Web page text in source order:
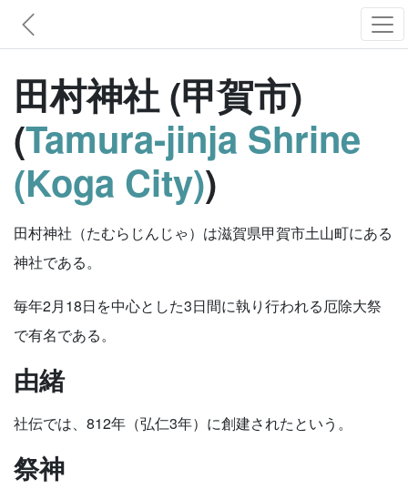
田村神社 (甲賀市)
(Tamura-jinja Shrine
(Koga City))
田村神社（たむらじんじゃ）は滋賀県甲賀市土山町にある
神社である。
毎年2月18日を中心とした3日間に執り行われる厄除大祭
で有名である。
由緒
社伝では、812年（弘仁3年）に創建されたという。
祭神